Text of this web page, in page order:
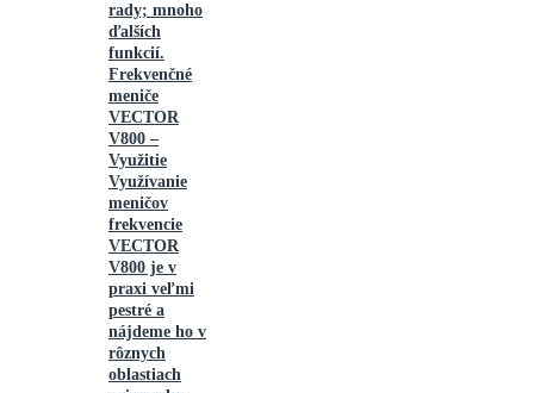
rady; mnoho
ďalších
funkcií.
Frekvenčné
meniče
VECTOR
V800 –
Využitie
Využívanie
meničov
frekvencie
VECTOR
V800 je v
praxi veľmi
pestré a
nájdeme ho v
rôznych
oblastiach